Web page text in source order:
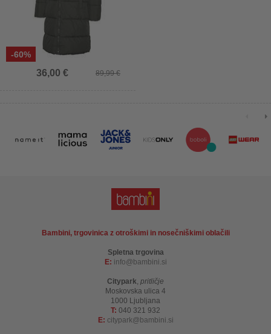
-60%
89,99 €
36,00 €
Bambini, trgovinica z otroškimi in nosečniškimi oblačili
Spletna trgovina
E: info bambini.si
Citypark pritličje
Moskovska ulica 4
1000 Ljubljana
T: 040 321 932
E: citypark bambini.si